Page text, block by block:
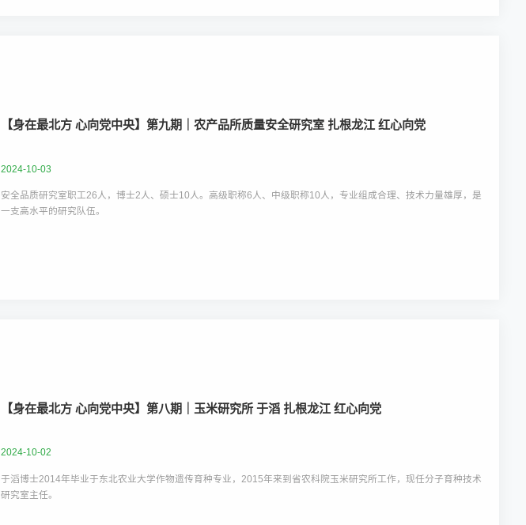
【身在最北方 心向党中央】第九期｜农产品所质量安全研究室 扎根龙江 红心向党
2024-10-03
安全品质研究室职工26人，博士2人、硕士10人。高级职称6人、中级职称10人，专业组成合理、技术力量雄厚，是
一支高水平的研究队伍。
【身在最北方 心向党中央】第八期｜玉米研究所 于滔 扎根龙江 红心向党
2024-10-02
于滔博士2014年毕业于东北农业大学作物遗传育种专业，2015年来到省农科院玉米研究所工作，现任分子育种技术
研究室主任。